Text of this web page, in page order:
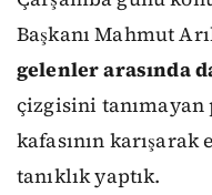
Başkanı Mahmut
gelenler arasında
çizgisini
kafasının
tanıklık yaptık.